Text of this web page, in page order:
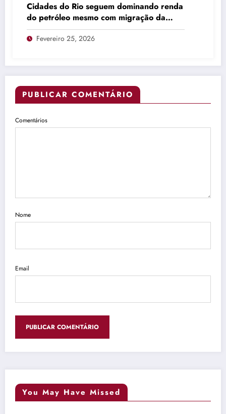
Cidades do Rio seguem dominando renda
do petróleo mesmo com migração da
produção
Fevereiro 25, 2026
PUBLICAR COMENTÁRIO
Comentários
Nome
Email
You May Have Missed